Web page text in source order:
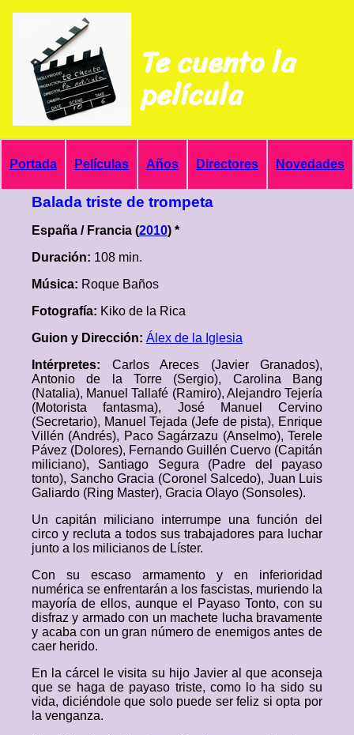
Te cuento la
película
Portada Películas Años Directores Novedades
Balada triste de trompeta
España / Francia (2010) *
Duración: 108 min.
Música: Roque Baños
Fotografía: Kiko de la Rica
Guion y Dirección: Álex de la Iglesia
Intérpretes: Carlos Areces (Javier Granados),
Antonio de la Torre (Sergio), Carolina Bang
(Natalia), Manuel Tallafé (Ramiro), Alejandro Tejería
(Motorista fantasma), José Manuel Cervino
(Secretario), Manuel Tejada (Jefe de pista), Enrique
Villén (Andrés), Paco Sagárzazu (Anselmo), Terele
Pávez (Dolores), Fernando Guillén Cuervo (Capitán
miliciano), Santiago Segura (Padre del payaso
tonto), Sancho Gracia (Coronel Salcedo), Juan Luis
Galiardo (Ring Master), Gracia Olayo (Sonsoles).
Un capitán miliciano interrumpe una función del
circo y recluta a todos sus trabajadores para luchar
junto a los milicianos de Líster.
Con su escaso armamento y en inferioridad
numérica se enfrentarán a los fascistas, muriendo la
mayoría de ellos, aunque el Payaso Tonto, con su
disfraz y armado con un machete lucha bravamente
y acaba con un gran número de enemigos antes de
caer herido.
En la cárcel le visita su hijo Javier al que aconseja
que se haga de payaso triste, como lo ha sido su
vida, diciéndole que solo puede ser feliz si opta por
la venganza.